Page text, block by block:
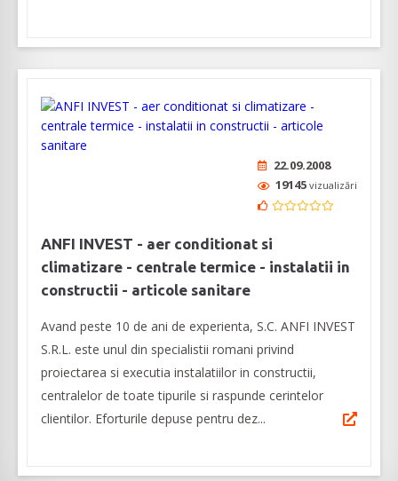
22.09.2008
19145 vizualizări
ANFI INVEST - aer conditionat si
climatizare - centrale termice - instalatii in
constructii - articole sanitare
Avand peste 10 de ani de experienta, S.C. ANFI INVEST
S.R.L. este unul din specialistii romani privind
proiectarea si executia instalatiilor in constructii,
centralelor de toate tipurile si raspunde cerintelor
clientilor. Eforturile depuse pentru dez...